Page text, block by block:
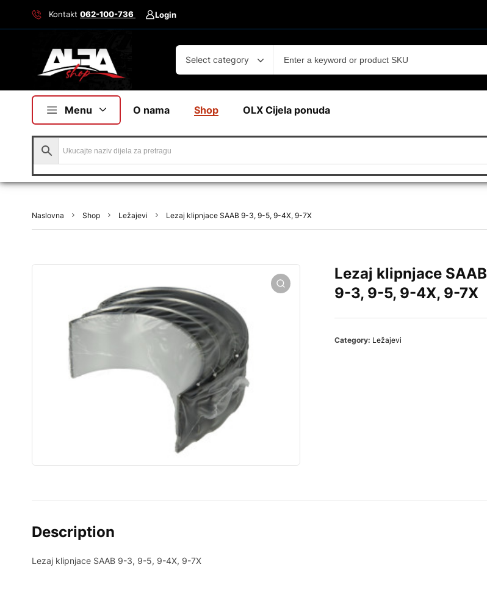
Kontakt 062-100-736 Login
Select category
Menu O nama Shop OLX Cijela ponuda
Naslovna Shop Ležajevi Lezaj klipnjace SAAB 9-3, 9-5, 9-4X, 9-7X
Lezaj klipnjace SAAB
9-3, 9-5, 9-4X, 9-7X
Category: Ležajevi
Description
Lezaj klipnjace SAAB 9-3, 9-5, 9-4X, 9-7X